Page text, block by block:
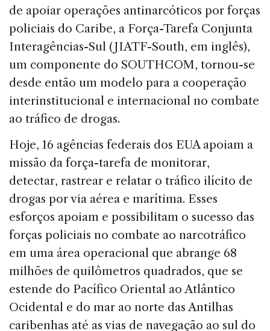
de apoiar operações antinarcóticos por forças
policiais do Caribe, a Força-Tarefa Conjunta
Interagências-Sul (JIATF-South, em inglês),
um componente do SOUTHCOM, tornou-se
desde então um modelo para a cooperação
interinstitucional e internacional no combate
ao tráfico de drogas.
Hoje, 16 agências federais dos EUA apoiam a
missão da força-tarefa de monitorar,
detectar, rastrear e relatar o tráfico ilícito de
drogas por via aérea e marítima. Esses
esforços apoiam e possibilitam o sucesso das
forças policiais no combate ao narcotráfico
em uma área operacional que abrange 68
milhões de quilômetros quadrados, que se
estende do Pacífico Oriental ao Atlântico
Ocidental e do mar ao norte das Antilhas
caribenhas até as vias de navegação ao sul do